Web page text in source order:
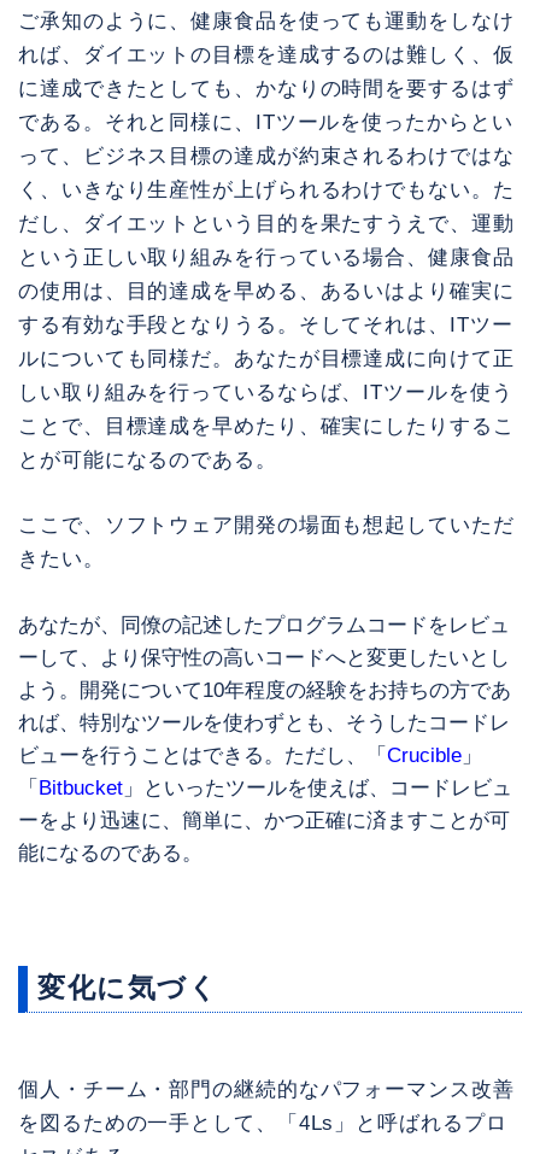
ご承知のように、健康食品を使っても運動をしなけ
れば、ダイエットの目標を達成するのは難しく、仮
に達成できたとしても、かなりの時間を要するはず
である。それと同様に、ITツールを使ったからとい
って、ビジネス目標の達成が約束されるわけではな
く、いきなり生産性が上げられるわけでもない。た
だし、ダイエットという目的を果たすうえで、運動
という正しい取り組みを行っている場合、健康食品
の使用は、目的達成を早める、あるいはより確実に
する有効な手段となりうる。そしてそれは、ITツー
ルについても同様だ。あなたが目標達成に向けて正
しい取り組みを行っているならば、ITツールを使う
ことで、目標達成を早めたり、確実にしたりするこ
とが可能になるのである。
ここで、ソフトウェア開発の場面も想起していただ
きたい。
あなたが、同僚の記述したプログラムコードをレビュ
ーして、より保守性の高いコードへと変更したいとし
よう。開発について10年程度の経験をお持ちの方であ
れば、特別なツールを使わずとも、そうしたコードレ
ビューを行うことはできる。ただし、「 Crucible 」
「 Bitbucket 」といったツールを使えば、コードレビュ
ーをより迅速に、簡単に、かつ正確に済ますことが可
能になるのである。
変化に気づく
個人・チーム・部門の継続的なパフォーマンス改善
を図るための一手として、「4Ls」と呼ばれるプロ